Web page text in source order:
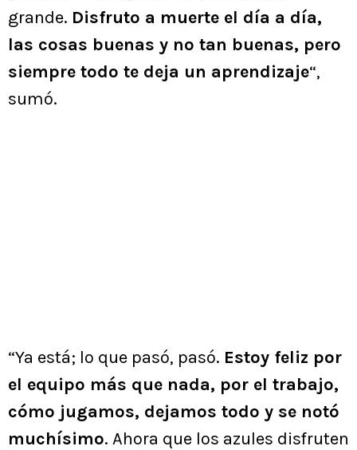
grande. Disfruto a muerte el día a día,
las cosas buenas y no tan buenas, pero
siempre todo te deja un aprendizaje“,
sumó.
“Ya está; lo que pasó, pasó. Estoy feliz por
el equipo más que nada, por el trabajo,
cómo jugamos, dejamos todo y se notó
muchísimo. Ahora que los azules disfruten